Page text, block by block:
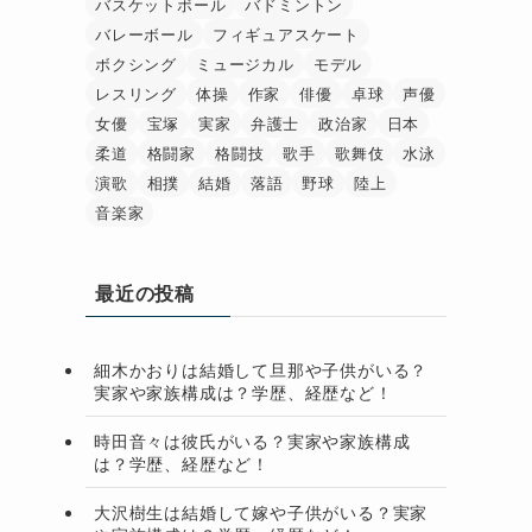
バレーボール
フィギュアスケート
ボクシング
ミュージカル
モデル
レスリング
体操 作家 俳優 卓球
声優
女優
宝塚 実家 弁護士 政治家
日本
柔道
格闘家 格闘技 歌手 歌舞伎
水泳
演歌
相撲 結婚 落語 野球
陸上
音楽家
最近の投稿
細木かおりは結婚して旦那や子供がいる？
実家や家族構成は？学歴、経歴など！
時田音々は彼氏がいる？実家や家族構成
は？学歴、経歴など！
大沢樹生は結婚して嫁や子供がいる？実家